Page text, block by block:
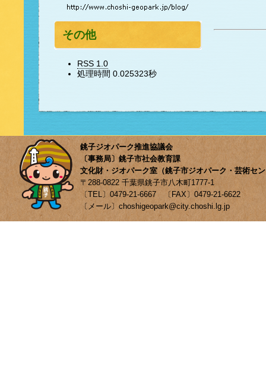
その他
RSS 1.0
処理時間 0.025323秒
銚子ジオパーク推進協議会
〔事務局〕銚子市社会教育課
文化財・ジオパーク室（銚子市ジオパーク・芸術セ
〒288-0822 千葉県銚子市八木町1777-1
〔TEL〕0479-21-6667 〔FAX〕0479-21-6622
〔メール〕choshigeopark@city.choshi.lg.jp